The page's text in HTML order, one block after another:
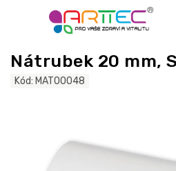
Nátrubek 20 mm,
Kód: MAT00048